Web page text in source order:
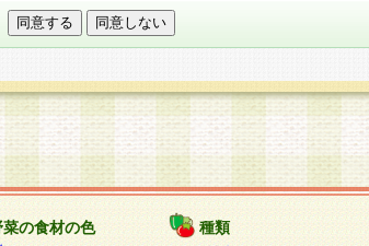
託する場合は、当社が規定する個人情報管理基準を満た
適切な取り扱いが行われるよう監督します。
本件により取得した開示対象個人情報の利用目的の通
たは削除・利用の停止・消去及び第三者への提供の禁止
いいます。）に応じます。
ります。
様相談窓口
paku-info@pakusuku.com
すが、個人情報の取扱いについて同意をいただけない場
、お客様からのお問い合わせ・ご相談への対応ができな
菜の食材の色 種類